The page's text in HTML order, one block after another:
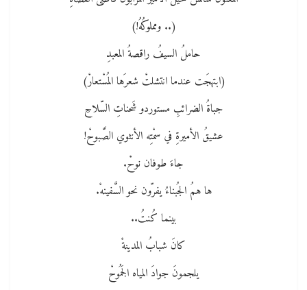
(.. ومملوكُهُ!)
حاملُ السيفُ راقصةُ المعبدِ
(ابتهجَت عندما انتشلتْ شعرَها المُسْتعارْ)
جباةُ الضرائبِ مستوردو شَحناتِ السّلاحِ
عشيقُ الأميرةِ في سمْتِه الأنثوي الصَّبوحْ!
جاءَ طوفان نوحْ.
ها همُ الجُبناءُ يفرّون نحو السَّفينهْ.
بينما كُنتُ..
كانَ شبابُ المدينةْ
يلجمونَ جوادَ المياه الجَمُوحْ